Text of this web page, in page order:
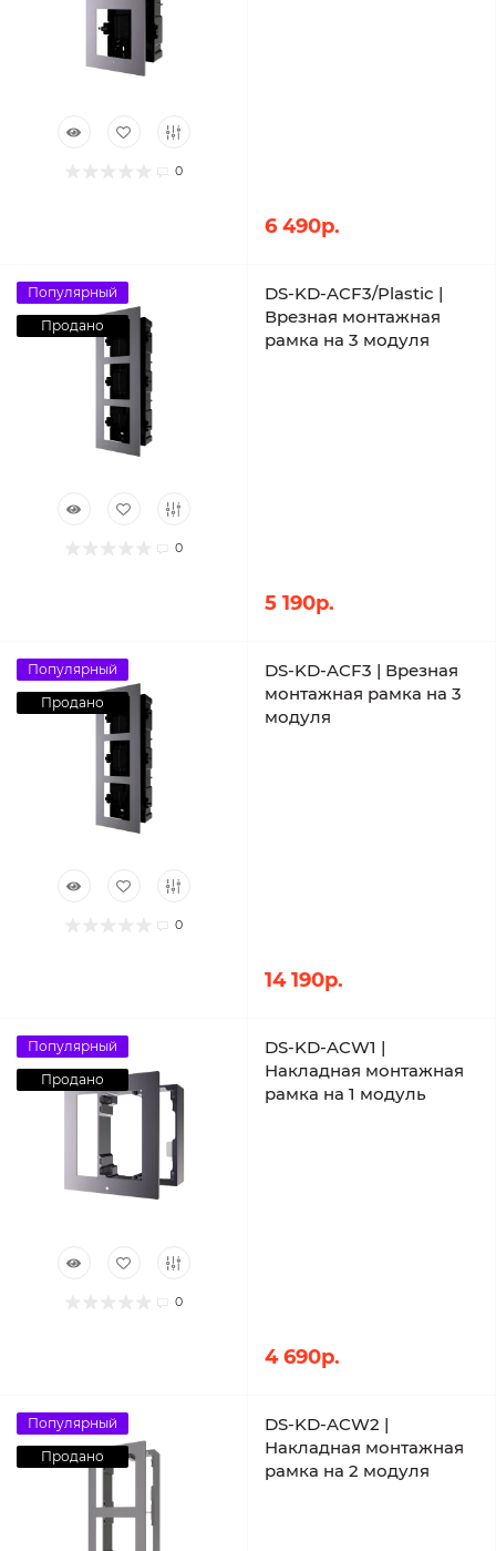
0
6 490р.
Популярный
Продано
0
DS-KD-ACF3/Plastic |
Врезная монтажная
рамка на 3 модуля
5 190р.
Популярный
Продано
0
DS-KD-ACF3 | Врезная
монтажная рамка на 3
модуля
14 190р.
Популярный
Продано
0
DS-KD-ACW1 |
Накладная монтажная
рамка на 1 модуль
4 690р.
Популярный
Продано
DS-KD-ACW2 |
Накладная монтажная
рамка на 2 модуля